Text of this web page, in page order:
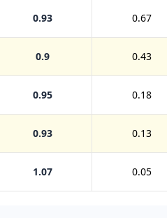
0.93 0.67
0.9 0.43
0.95 0.18
0.93 0.13
1.07 0.05